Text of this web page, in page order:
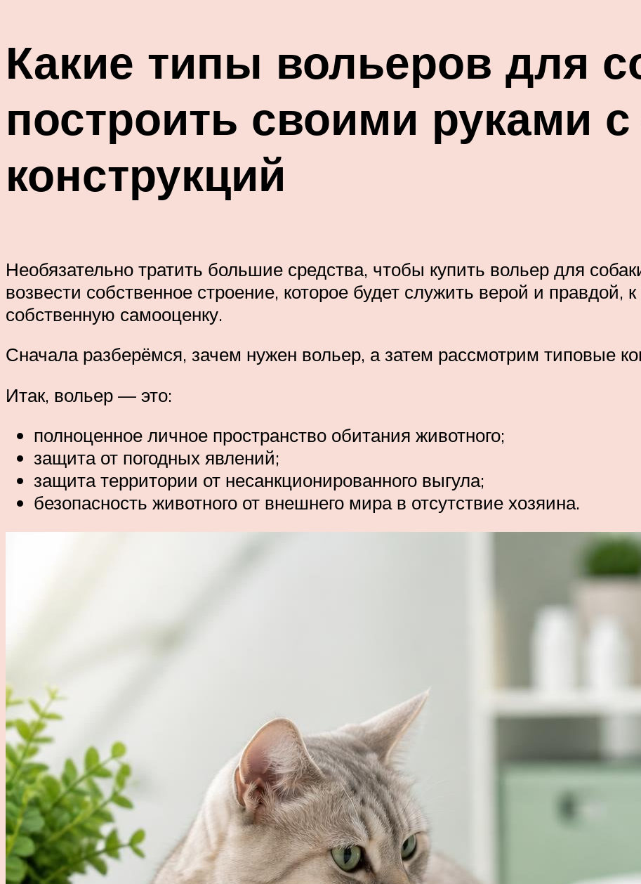
Какие типы вольеров для
построить своими руками
конструкций
Необязательно тратить большие средства, чтобы купить вольер для
возвести собственное строение, которое будет служить верой и правдой,
собственную самооценку.
Сначала разберёмся, зачем нужен вольер, а затем рассмотрим типовые
Итак, вольер — это:
полноценное личное пространство обитания животного;
защита от погодных явлений;
защита территории от несанкционированного выгула;
безопасность животного от внешнего мира в отсутствие хозяина.